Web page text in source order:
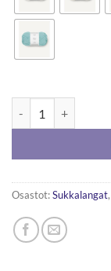
Osastot:Sukkalangat,